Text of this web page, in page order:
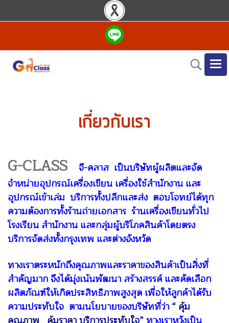
เกี่ยวกับเรา
G-CLASS
จี-คลาส เป็นบริษัทผู้ผลิตและจัด
จำหน่ายอุปกรณ์เครื่องเขียน เครื่องใช้สำนักงาน และ
อุปกรณ์เข้าเล่ม บริการทั้งปลีกและส่ง ตอบโจทย์ได้ทุก
ความต้องการทั้งร้านถ่ายเอกสาร ร้านเครื่องเขียนทั่วไป
โรงเรียน สำนักงาน และกลุ่มผู้บริโภคสินค้าโดยตรง
บริการจัดส่งทั้งกรุงเทพ และต่างจังหวัด
ทางเราตระหนักถึงคุณภาพและราคาของสินค้าเป็นสิ่งที่
สำคัญมาก จึงได้มุ่งเน้นพัฒนา สร้างสรรค์ และคัดเลือก
ผลิตภัณฑ์ให้เกิดประสิทธิภาพสูงสุด เพื่อให้ลูกค้าได้รับ
ความประทับใจ ตามนโยบายของบริษัทที่ว่า “ คุ้ม